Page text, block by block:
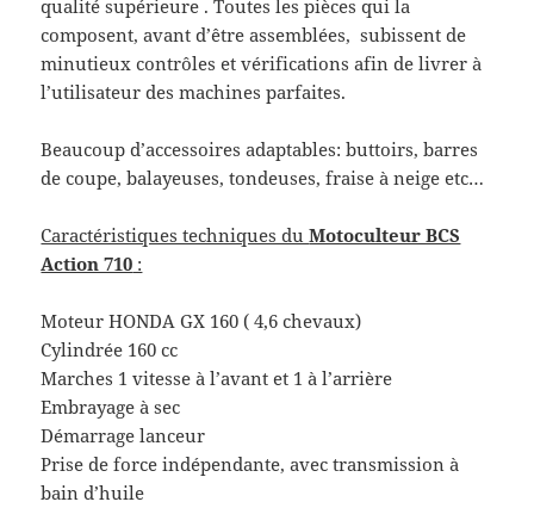
qualité supérieure . Toutes les pièces qui la
composent, avant d’être assemblées, subissent de
minutieux contrôles et vérifications afin de livrer à
l’utilisateur des machines parfaites.
Beaucoup d’accessoires adaptables: buttoirs, barres
de coupe, balayeuses, tondeuses, fraise à neige etc…
Caractéristiques techniques duMotoculteur BCS
Action 710 :
Moteur HONDA GX 160 ( 4,6 chevaux)
Cylindrée 160 cc
Marches 1 vitesse à l’avant et 1 à l’arrière
Embrayage à sec
Démarrage lanceur
Prise de force indépendante, avec transmission à
bain d’huile